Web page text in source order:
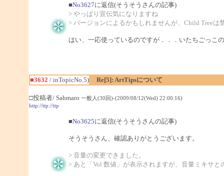
■No3627に返信(そうそうさんの記事)
> やっぱり宣伝気になりますね
> バージョンによるかもしれませんが、Child Treeは
はい、一応使っているのですが．．．いたちごっこ
■3632 / inTopicNo.5) Re[5]: ArtTipsについて
□投稿者/ Sahmaro 一般人(30回)-(2009/08/12(Wed) 22:00:16)
http://ttp://ttp
■No3625に返信(そうそうさんの記事)
そうそうさん、確認ありがとうございます。
> 音量の変更できました。
> あと「Vol 数値」が表示されますが、音量ミキサ